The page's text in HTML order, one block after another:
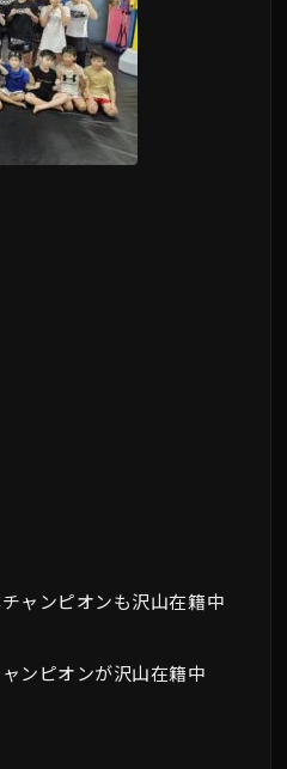
ャンピオンも沢山在籍中
ンピオンが沢山在籍中